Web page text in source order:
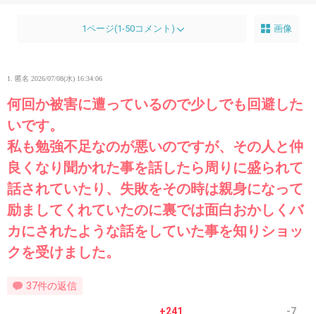
1ページ(1-50コメント) 画像
1. 匿名 2026/07/08(水) 16:34:06
何回か被害に遭っているので少しでも回避した
いです。
私も勉強不足なのが悪いのですが、その人と仲
良くなり聞かれた事を話したら周りに盛られて
話されていたり、失敗をその時は親身になって
励ましてくれていたのに裏では面白おかしくバ
カにされたような話をしていた事を知りショッ
クを受けました。
37件の返信
+241 -7